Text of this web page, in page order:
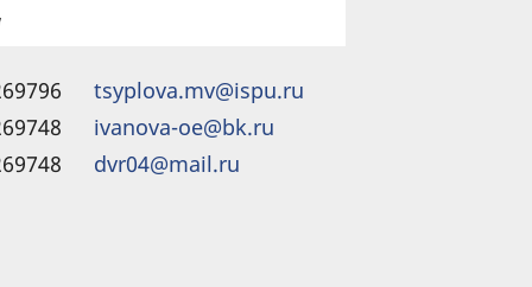
tsyplova.mv@ispu.ru
ivanova-oe@bk.ru
dvr04@mail.ru